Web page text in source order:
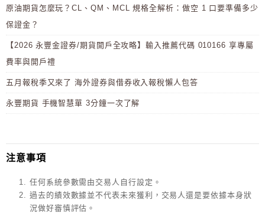
原油期貨怎麼玩？CL、QM、MCL 規格全解析：做空 1 口要準備多少
保證金？
【2026 永豐金證券/期貨開戶全攻略】輸入推薦代碼 010166 享專屬
費率與開戶禮
五月報稅季又來了 海外證券與借券收入報稅懶人包答
永豐期貨 手機智慧單 3分鐘一次了解
注意事項
任何系統參數需由交易人自行設定。
過去的績效數據並不代表未來獲利，交易人還是要依據本身狀
況做好審慎評估。